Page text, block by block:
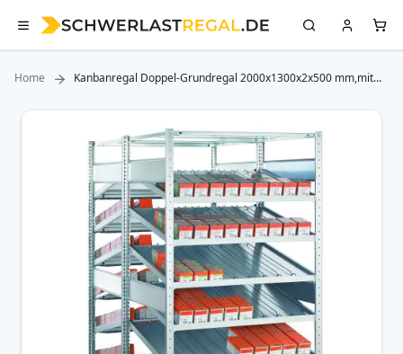
Home
Kanbanregal Doppel-Grundregal 2000x1300x2x500 mm,mit
Zum